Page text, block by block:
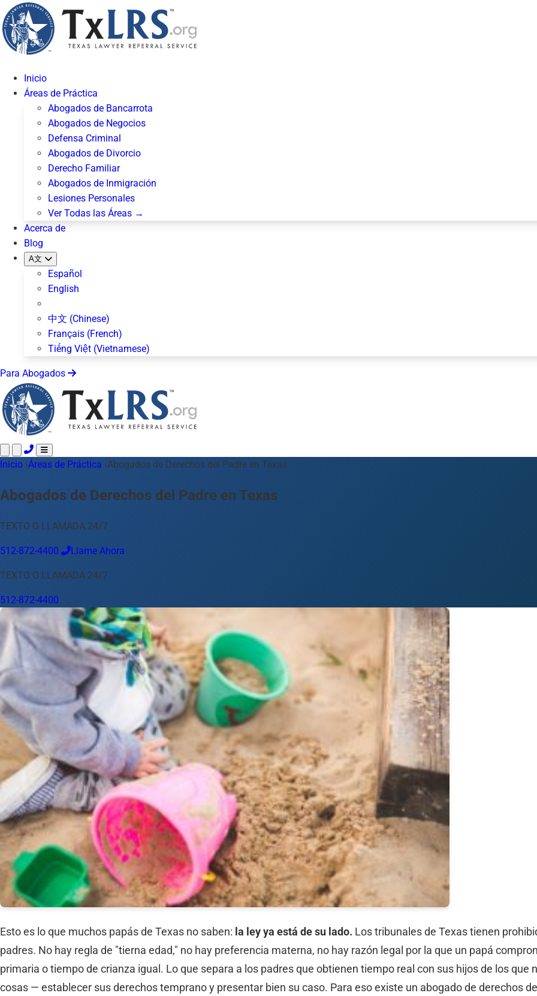
Inicio
Áreas de Práctica
Abogados de Bancarrota
Abogados de Negocios
Defensa Criminal
Abogados de Divorcio
Derecho Familiar
Abogados de Inmigración
Lesiones Personales
Ver Todas las Áreas →
Acerca de
Blog
A文
Español
English
中文 (Chinese)
Français (French)
Tiếng Việt (Vietnamese)
Para Abogados
Llame 24/7 · 512-872-4400 Envíe un Texto
Áreas de Práctica
Más de 50 temas
Acerca de Nosotros
Français
Su Ubicación
Austin 512-872-4400
Cambiar ubicación
Usar mi ubicación
Abilene
Amarillo Austin Beaumont Corpus Christi Dallas El Paso Houston Laredo Longview
Inicio ›Áreas de Práctica ›Abogados de Derechos del Padre en Texas
Abogados de Derechos del Padre en Texas
TEXTO O LLAMADA 24/7
512-872-4400 Llame Ahora
TEXTO O LLAMADA 24/7
512-872-4400
Esto es lo que muchos papás de Texas no saben: la ley ya está de su lado. Los tribunales de Texas tienen
padres. No hay regla de "tierna edad," no hay preferencia materna, no hay razón legal por la que un papá
primaria o tiempo de crianza igual. Lo que separa a los padres que obtienen tiempo real con sus hijos de los que
cosas — establecer sus derechos temprano y presentar bien su caso. Para eso existe un abogado de derechos